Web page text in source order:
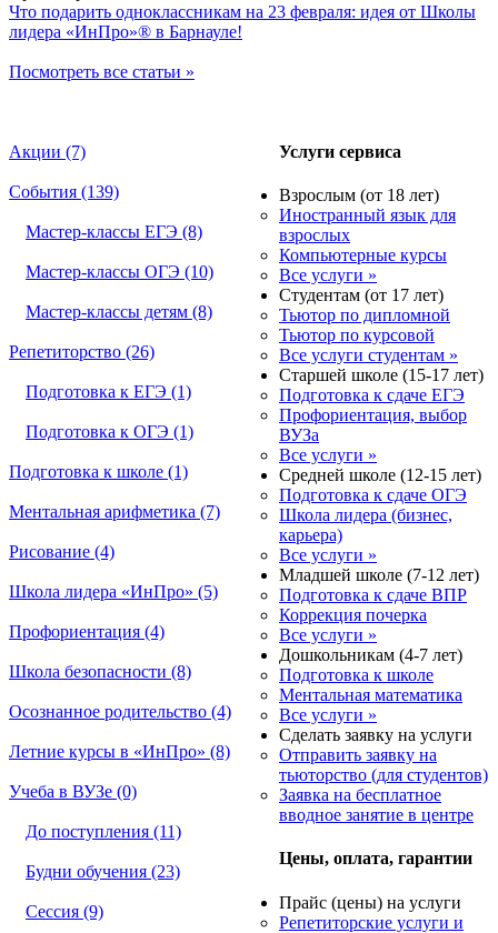
Что подарить одноклассникам на 23 февраля: идея от Школы
лидера «ИнПро»® в Барнауле!
Посмотреть все статьи »
Акции (7)
События (139)
Мастер-классы ЕГЭ (8)
Мастер-классы ОГЭ (10)
Мастер-классы детям (8)
Репетиторство (26)
Подготовка к ЕГЭ (1)
Подготовка к ОГЭ (1)
Подготовка к школе (1)
Ментальная арифметика (7)
Рисование (4)
Школа лидера «ИнПро» (5)
Профориентация (4)
Школа безопасности (8)
Осознанное родительство (4)
Летние курсы в «ИнПро» (8)
Учеба в ВУЗе (0)
До поступления (11)
Будни обучения (23)
Сессия (9)
Услуги сервиса
Взрослым (от 18 лет)
Иностранный язык для
взрослых
Компьютерные курсы
Все услуги »
Студентам (от 17 лет)
Тьютор по дипломной
Тьютор по курсовой
Все услуги студентам »
Старшей школе (15-17 лет)
Подготовка к сдаче ЕГЭ
Профориентация, выбор
ВУЗа
Все услуги »
Средней школе (12-15 лет)
Подготовка к сдаче ОГЭ
Школа лидера (бизнес,
карьера)
Все услуги »
Младшей школе (7-12 лет)
Подготовка к сдаче ВПР
Коррекция почерка
Все услуги »
Дошкольникам (4-7 лет)
Подготовка к школе
Ментальная математика
Все услуги »
Сделать заявку на услуги
Отправить заявку на
тьюторство (для студентов)
Заявка на бесплатное
вводное занятие в центре
Цены, оплата, гарантии
Прайс (цены) на услуги
Репетиторские услуги и